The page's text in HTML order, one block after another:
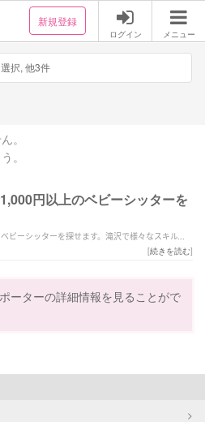
新規登録
ログイン メニュー
択, 他3件
。
。
円以上のベビーシッターを
ーシッターを探せます。滝沢で様々なスキルを
[続きを読む]
ーターの詳細情報を見ることがで